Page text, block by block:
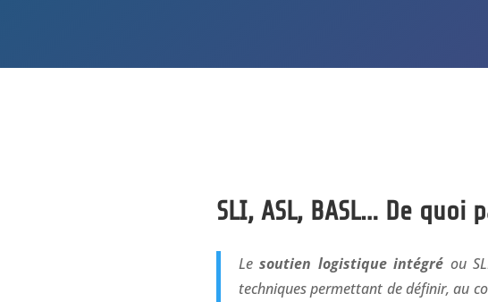
SLI, ASL, BASL… De
Lesoutien logistique intégré ou
techniques permettant de définir, au